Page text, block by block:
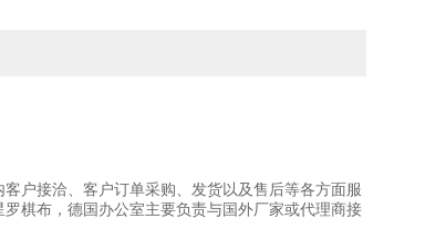
户接洽、客户订单采购、发货以及售后等各方面服
棋布，德国办公室主要负责与国外厂家或代理商接